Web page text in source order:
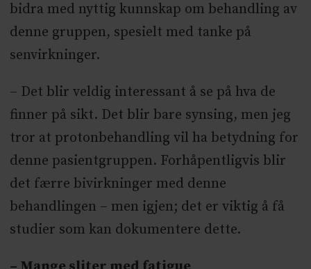
bidra med nyttig kunnskap om behandling av
denne gruppen, spesielt med tanke på
senvirkninger.
– Det blir veldig interessant å se på hva de
finner på sikt. Det blir bare synsing, men jeg
tror at protonbehandling vil ha betydning for
denne pasientgruppen. Forhåpentligvis blir
det færre bivirkninger med denne
behandlingen – men igjen; det er viktig å få
studier som kan dokumentere dette.